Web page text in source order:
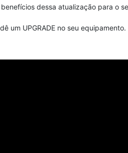
dessa atualização para o
um UPGRADE no seu equipamento.